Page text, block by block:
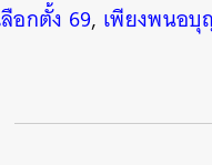
ลือกตั้ง 69, เพียงพนอ